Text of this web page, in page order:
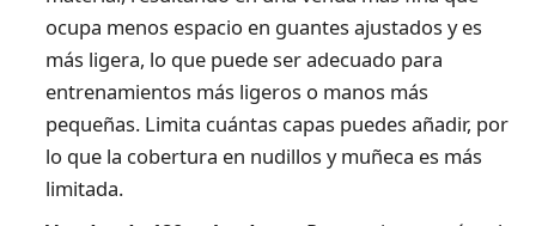
ocupa menos espacio en guantes ajustados y es
más ligera, lo que puede ser adecuado para
entrenamientos más ligeros o manos más
pequeñas. Limita cuántas capas puedes añadir, por
lo que la cobertura en nudillos y muñeca es más
limitada.